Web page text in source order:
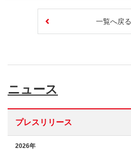
一覧へ戻る
ニュース
プレスリリース
2026年